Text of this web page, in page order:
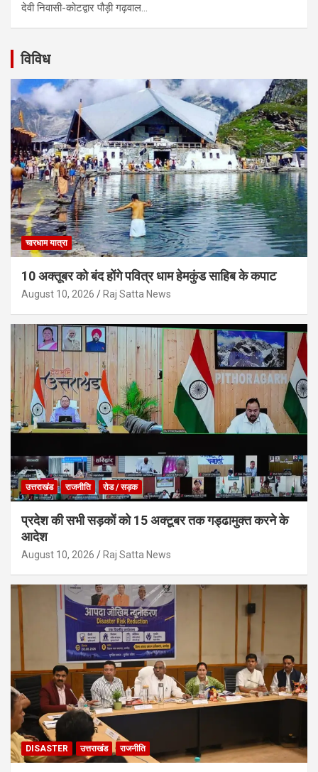
देवी निवासी-कोटद्वार पौड़ी गढ़वाल…
विविध
चारधाम यात्रा
10 अक्तूबर को बंद होंगे पवित्र धाम हेमकुंड साहिब के कपाट
August 10, 2026 Raj Satta News
उत्तराखंड राजनीति रोड / सड़क
प्रदेश की सभी सड़कों को 15 अक्टूबर तक गड्ढामुक्त करने के
आदेश
August 10, 2026 Raj Satta News
DISASTER उत्तराखंड राजनीति